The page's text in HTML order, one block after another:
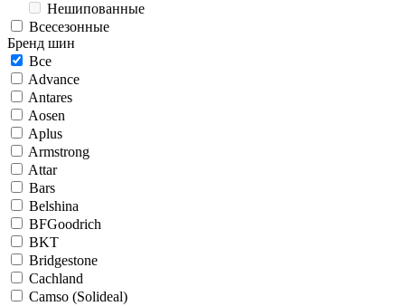
Нешипованные
Всесезонные
Бренд шин
Все
Advance
Antares
Aosen
Aplus
Armstrong
Attar
Bars
Belshina
BFGoodrich
BKT
Bridgestone
Cachland
Camso (Solideal)